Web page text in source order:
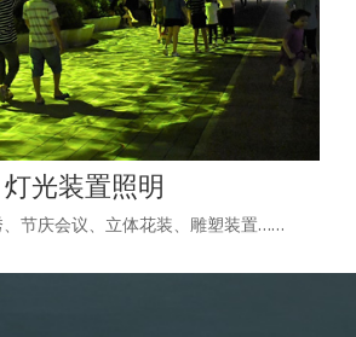
灯光装置照明
节庆会议、立体花装、雕塑装置……